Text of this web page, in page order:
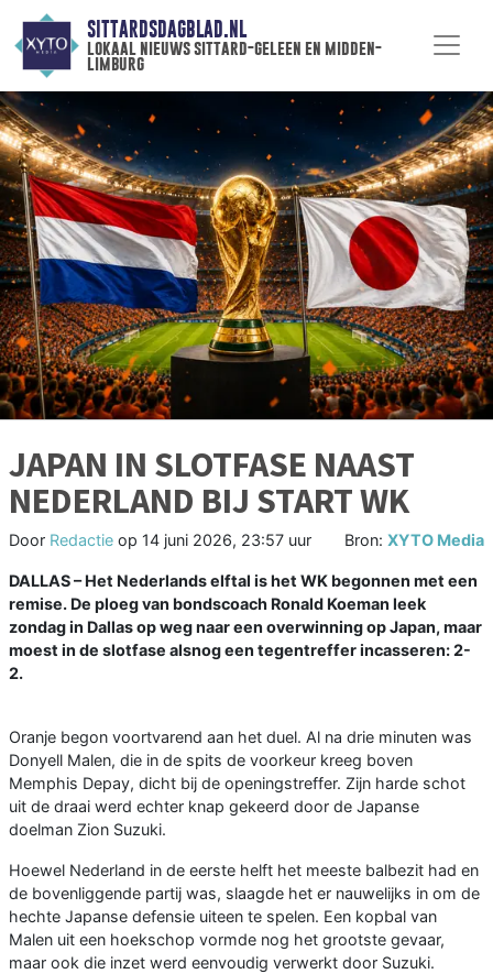
SITTARDSDAGBLAD.NL
lokaal nieuws sittard-geleen en midden-
limburg
JAPAN IN SLOTFASE NAAST
NEDERLAND BIJ START WK
Door Redactie op 14 juni 2026, 23:57 uur Bron: XYTO Media
DALLAS – Het Nederlands elftal is het WK begonnen met een
remise. De ploeg van bondscoach Ronald Koeman leek
zondag in Dallas op weg naar een overwinning op Japan, maar
moest in de slotfase alsnog een tegentreffer incasseren: 2-
2.
Oranje begon voortvarend aan het duel. Al na drie minuten was
Donyell Malen, die in de spits de voorkeur kreeg boven
Memphis Depay, dicht bij de openingstreffer. Zijn harde schot
uit de draai werd echter knap gekeerd door de Japanse
doelman Zion Suzuki.
Hoewel Nederland in de eerste helft het meeste balbezit had en
de bovenliggende partij was, slaagde het er nauwelijks in om de
hechte Japanse defensie uiteen te spelen. Een kopbal van
Malen uit een hoekschop vormde nog het grootste gevaar,
maar ook die inzet werd eenvoudig verwerkt door Suzuki.